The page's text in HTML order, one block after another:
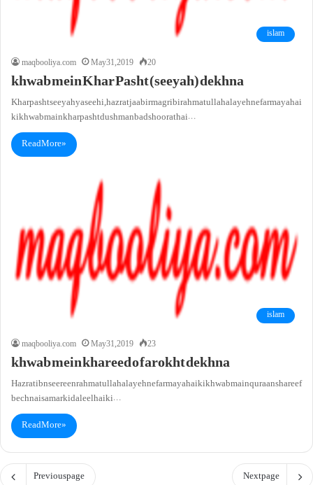
islam
maqbooliya.com
May 31, 2019 20
khwab mein Khar Pasht (seeyah) dekhna
Khar pasht seeyah ya seehi, hazrat jaabir magribi rahmatullah alayeh ne farmaya hai
ki khwab main kharpasht dushman badshoorat hai…
Read More »
islam
maqbooliya.com
May 31, 2019 23
khwab mein khareed o farokht dekhna
Hazrat ibn seereen rahmatullah alayeh ne farmaya hai ki khwab main quraan shareef
bechna is amar ki daleel hai ki…
Read More »
Previous page Next page